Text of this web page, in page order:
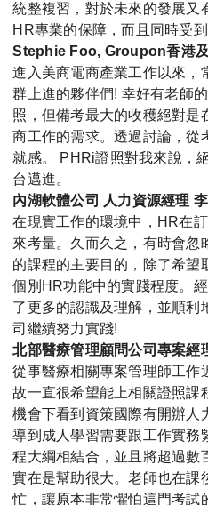
統整複習，對於未來的發展
HR專業的保障，而且同時受
Stephie Foo, Groupon香港
進入美商電商產業工作以來，
群上進的夥伴們! 幸好有老師
照，但備考最大的收穫絕對
商工作的需求。透過討論，從
就感。 PHRi證照對我來說，
台邁進。
內湖軟體公司 人力資源經理
在現實工作的環境中，HR在
來考量。久而久之，有時會
的課程的主要目的，除了希望
個別HR功能中的實踐程度。
了更多的認識及理解，並順利
司繼續努力實踐!
北部醫療管理顧問公司專案經
從事醫療相關專案管理師工作
故一直很希望能上相關證照課
機會下看到資策國際有開辦人
導到成人學習需要跟工作實務
程大綱相結合，並且將超過數
實在是幫助很大。老師也在課
忙，讓原本非常懼怕這門考試